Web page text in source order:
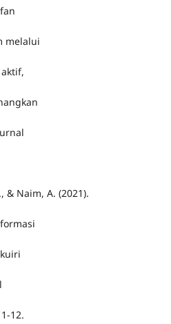
melalui
& Naim, A. (2021).
12.